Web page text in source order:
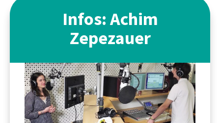
Infos: Achim
Zepezauer